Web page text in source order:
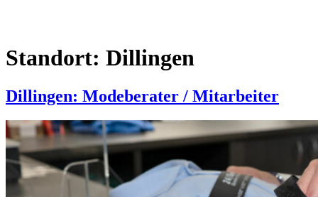
Standort: Dillingen
Dillingen: Modeberater / Mitarbeiter